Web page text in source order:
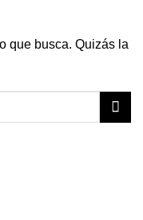
que busca. Quizás la